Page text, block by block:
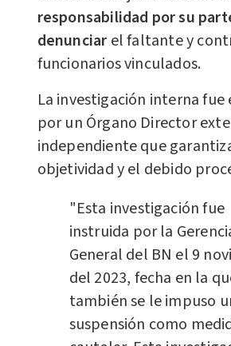
responsabilidad por su
denunciar el faltante y
funcionarios vinculados.
La investigación interna fue
por un Órgano Director
independiente que
objetividad y el debido
"Esta investigación fue
instruida por la
General del BN el 9
del 2023, fecha en la
también se le impuso
suspensión como